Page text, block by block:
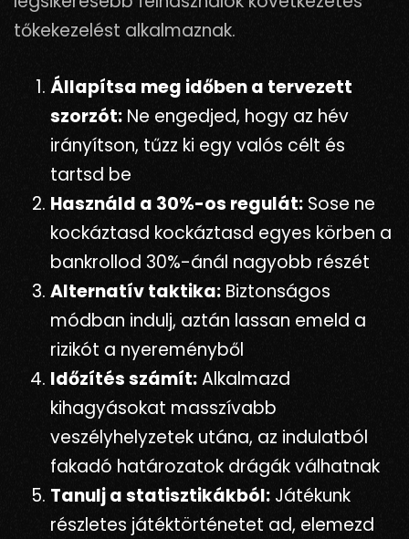
tőkekezelést alkalmaznak.
Állapítsa meg időben a tervezett
szorzót: Ne engedjed, hogy az hév
irányítson, tűzz ki egy valós célt és
tartsd be
Használd a 30%-os regulát: Sose ne
kockáztasd kockáztasd egyes körben a
bankrollod 30%-ánál nagyobb részét
Alternatív taktika: Biztonságos
módban indulj, aztán lassan emeld a
rizikót a nyereményből
Időzítés számít:Alkalmazd
kihagyásokat masszívabb
veszélyhelyzetek utána, az indulatból
fakadó határozatok drágák válhatnak
Tanulj a statisztikákból: Játékunk
részletes játéktörténetet ad, elemezd